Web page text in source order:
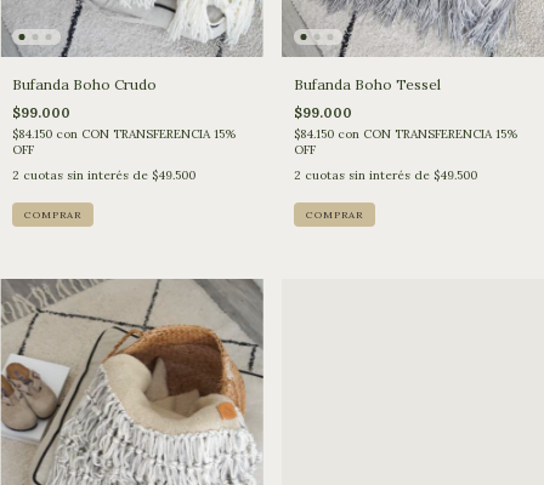
Bufanda Boho Crudo
$99.000
$84.150 con CON TRANSFERENCIA 15%
OFF
2 cuotas sin interés de $49.500
Bufanda Boho Tessel
$99.000
$84.150 con CON TRANSFERENCIA 15%
OFF
2 cuotas sin interés de $49.500